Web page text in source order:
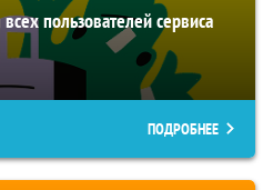
пользователей сервиса
ПОДРОБНЕЕ